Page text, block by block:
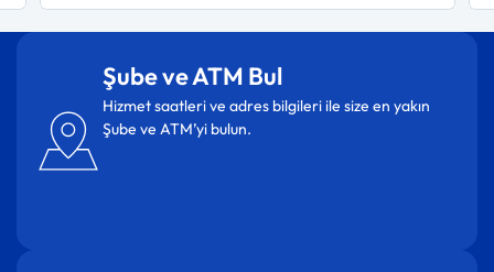
Şube ve ATM Bul
Hizmet saatleri ve adres bilgileri ile size en yakın
Şube ve ATM’yi bulun.